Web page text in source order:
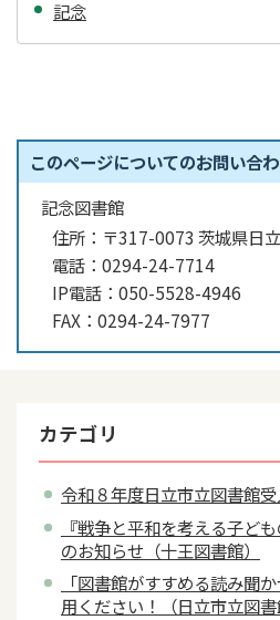
記念
このページについてのお問い合
記念図書館
住所： 〒317-0073 茨城県日
電話： 0294-24-7714
IP電話： 050-5528-4946
FAX： 0294-24-7977
カテゴリ
令和８年度日立市立図書館
『戦争と平和を考える子ど
のお知らせ（十王図書館）
「図書館がすすめる読み聞
用ください！（日立市立図書